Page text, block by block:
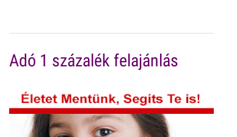
Adó 1 százalék felajánlás